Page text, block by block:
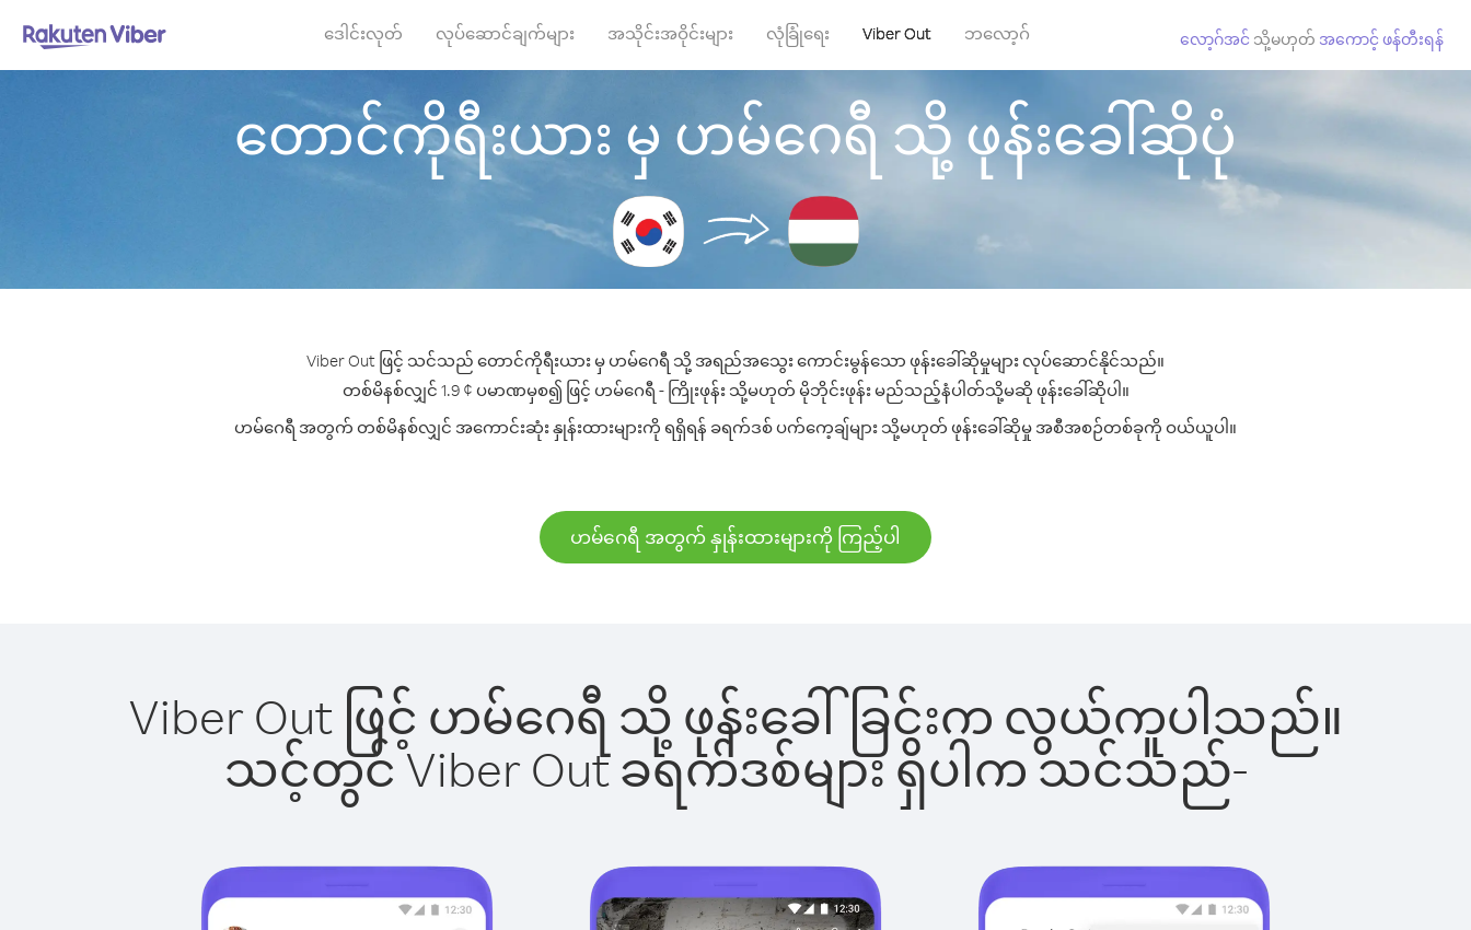
ဒေါင်းလုတ် လုပ်ဆောင်ချက်များ အသိုင်းအဝိုင်းများ လုံခြုံရေး Viber Out ဘလော့ဂ် လော့ဂ်အင် သို့မဟုတ် အကောင့် ဖန်တီးရန်
တောင်ကိုရီးယား မှ ဟမ်ဂေရီ သို့ ဖုန်းခေါ်ဆိုပုံ
Viber Out ဖြင့် သင်သည် တောင်ကိုရီးယား မှ ဟမ်ဂေရီ သို့ အရည်အသွေး ကောင်းမွန်သော ဖုန်းခေါ်ဆိုမှုများ လုပ်ဆောင်နိုင်သည်။
တစ်မိနစ်လျှင် 1.9 ¢ ပမာဏမှစ၍ ဖြင့် ဟမ်ဂေရီ - ကြိုးဖုန်း သို့မဟုတ် မိုဘိုင်းဖုန်း မည်သည့်နံပါတ်သို့မဆို ဖုန်းခေါ်ဆိုပါ။
ဟမ်ဂေရီ အတွက် တစ်မိနစ်လျှင် အကောင်းဆုံး နှုန်းထားများကို ရရှိရန် ခရက်ဒစ် ပက်ကေ့ချ်များ သို့မဟုတ် ဖုန်းခေါ်ဆိုမှု အစီအစဉ်တစ်ခုကို ဝယ်ယူပါ။
ဟမ်ဂေရီ အတွက် နှုန်းထားများကို ကြည့်ပါ
Viber Out ဖြင့် ဟမ်ဂေရီ သို့ ဖုန်းခေါ်ခြင်းက လွယ်ကူပါသည်။
သင့်တွင် Viber Out ခရက်ဒစ်များ ရှိပါက သင်သည်-